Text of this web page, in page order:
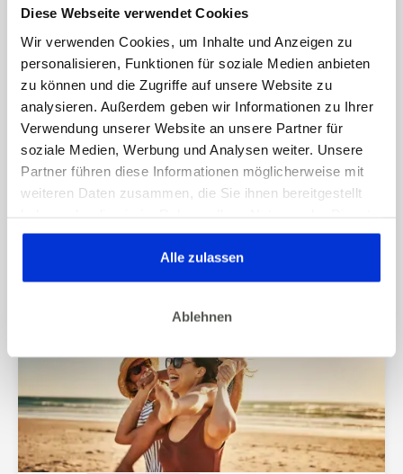
Diese Webseite verwendet Cookies
Wir verwenden Cookies, um Inhalte und Anzeigen zu
personalisieren, Funktionen für soziale Medien anbieten
zu können und die Zugriffe auf unsere Website zu
analysieren. Außerdem geben wir Informationen zu Ihrer
Verwendung unserer Website an unsere Partner für
soziale Medien, Werbung und Analysen weiter. Unsere
Partner führen diese Informationen möglicherweise mit
weiteren Daten zusammen, die Sie ihnen bereitgestellt
gesammelt haben. Dies gilt auch für Gesundheitsdaten,
die gegebenenfalls für die Kursdurchführung erhoben
werden.
Alle zulassen
Ablehnen
07/2026 MENTALE GESUNDHEIT & ACHTSAMKEIT
Self-Care im Alltag: 7 kleine
Gewohnheiten, die wirklich guttun